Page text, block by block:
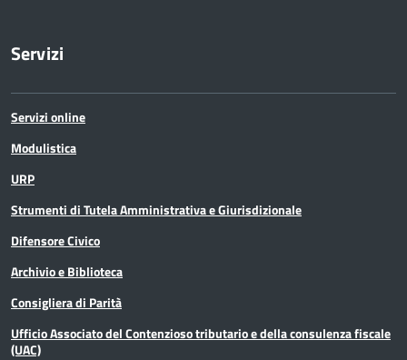
Servizi
Servizi online
Modulistica
URP
Strumenti di Tutela Amministrativa e Giurisdizionale
Difensore Civico
Archivio e Biblioteca
Consigliera di Parità
Ufficio Associato del Contenzioso tributario e della consulenza fiscale
(UAC)